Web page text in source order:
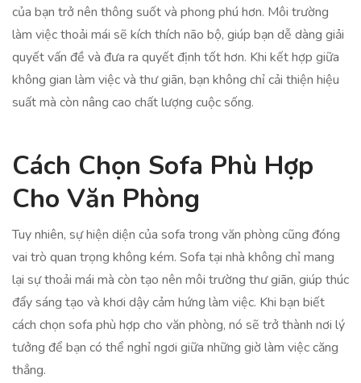
của bạn trở nên thông suốt và phong phú hơn. Môi trường
làm việc thoải mái sẽ kích thích não bộ, giúp bạn dễ dàng giải
quyết vấn đề và đưa ra quyết định tốt hơn. Khi kết hợp giữa
không gian làm việc và thư giãn, bạn không chỉ cải thiện hiệu
suất mà còn nâng cao chất lượng cuộc sống.
Cách Chọn Sofa Phù Hợp
Cho Văn Phòng
Tuy nhiên, sự hiện diện của sofa trong văn phòng cũng đóng
vai trò quan trọng không kém. Sofa tại nhà không chỉ mang
lại sự thoải mái mà còn tạo nên môi trường thư giãn, giúp thúc
đẩy sáng tạo và khơi dậy cảm hứng làm việc. Khi bạn biết
cách chọn sofa phù hợp cho văn phòng, nó sẽ trở thành nơi lý
tưởng để bạn có thể nghỉ ngơi giữa những giờ làm việc căng
thẳng.